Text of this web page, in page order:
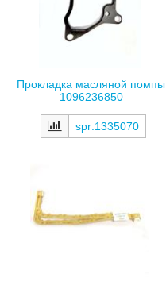
Прокладка масляной помпы
1096236850
spr:1335070